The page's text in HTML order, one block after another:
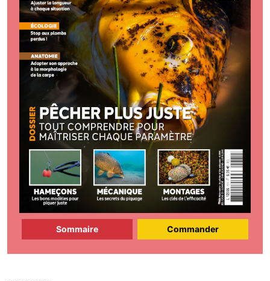
Sommaire Commander